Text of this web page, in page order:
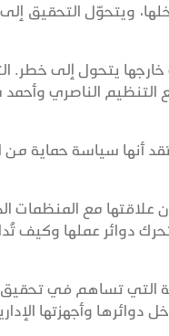
ويتحوّل التحقيق
يتحول إلى خطر.
الناصري
أنها سياسة حماية
مع المنظمات
دوائر عملها وكيف
التي تساهم في
وأجهزتها